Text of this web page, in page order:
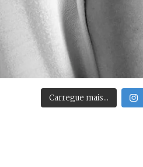
Carregue mais…